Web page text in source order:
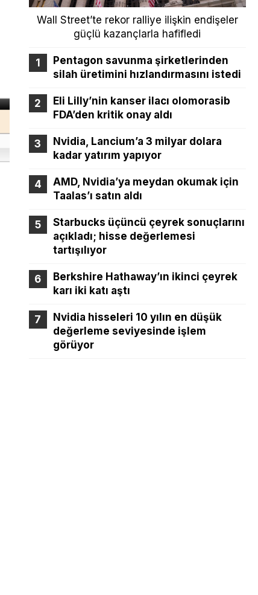
Wall Street’te rekor ralliye ilişkin endişeler
güçlü kazançlarla hafifledi
Pentagon savunma şirketlerinden
silah üretimini hızlandırmasını istedi
Eli Lilly’nin kanser ilacı olomorasib
FDA’den kritik onay aldı
Nvidia, Lancium’a 3 milyar dolara
kadar yatırım yapıyor
AMD, Nvidia’ya meydan okumak için
Taalas’ı satın aldı
Starbucks üçüncü çeyrek sonuçlarını
açıkladı; hisse değerlemesi
tartışılıyor
Berkshire Hathaway’ın ikinci çeyrek
karı iki katı aştı
Nvidia hisseleri 10 yılın en düşük
değerleme seviyesinde işlem
görüyor